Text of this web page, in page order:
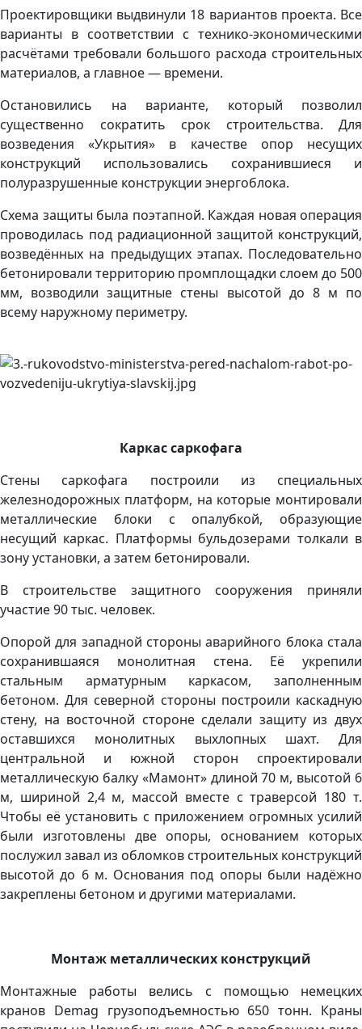
Проектировщики выдвинули 18 вариантов проекта. Все
варианты в соответствии с технико-экономическими
расчётами требовали большого расхода строительных
материалов, а главное — ​времени.
Остановились на варианте, который позволил
существенно сократить срок строительства. Для
возведения «Укрытия» в качестве опор несущих
конструкций использовались сохранившиеся и
полуразрушенные конструкции энергоблока.
Схема защиты была поэтапной. Каждая новая операция
проводилась под радиационной защитой конструкций,
возведённых на предыдущих этапах. Последовательно
бетонировали территорию промплощадки слоем до 500
мм, возводили защитные стены высотой до 8 м по
всему наружному периметру.
Каркас саркофага
Стены саркофага построили из специальных
железнодорожных платформ, на которые монтировали
металлические блоки с опалубкой, образующие
несущий каркас. Платформы бульдозерами толкали в
зону установки, а затем бетонировали.
В строительстве защитного сооружения приняли
участие 90 тыс. человек.
Опорой для западной стороны аварийного блока стала
сохранившаяся монолитная стена. Её укрепили
стальным арматурным каркасом, заполненным
бетоном. Для северной стороны построили каскадную
стену, на восточной стороне сделали защиту из двух
оставшихся монолитных выхлопных шахт. Для
центральной и южной сторон спроектировали
металлическую балку «Мамонт» длиной 70 м, высотой 6
м, шириной 2,4 м, массой вместе с траверсой 180 т.
Чтобы её установить с приложением огромных усилий
были изготовлены две опоры, основанием которых
послужил завал из обломков строительных конструкций
высотой до 6 м. Основания под опоры были надёжно
закреплены бетоном и другими материалами.
Монтаж металлических конструкций
Монтажные работы велись с помощью немецких
кранов Demag грузоподъемностью 650 тонн. Краны